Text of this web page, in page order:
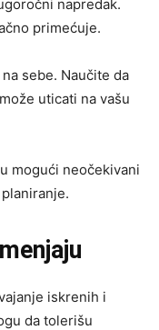
napredak.
primećuje.
sebe. Naučite da
uticati na vašu
mogući neočekivani
iskrenih i
da tolerišu